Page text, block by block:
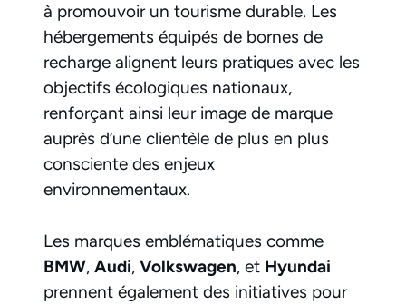
à promouvoir un tourisme durable. Les
hébergements équipés de bornes de
recharge alignent leurs pratiques avec les
objectifs écologiques nationaux,
renforçant ainsi leur image de marque
auprès d’une clientèle de plus en plus
consciente des enjeux
environnementaux.
Les marques emblématiques comme
BMW, Audi, Volkswagen, et Hyundai
prennent également des initiatives pour